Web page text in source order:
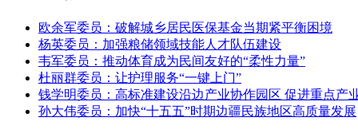
欧余军委员：破解城乡居民医保基金当期紧平衡困境
杨英委员：加强粮储领域技能人才队伍建设
韦军委员：推动体育成为民间友好的“柔性力量”
杜丽群委员：让护理服务“一键上门”
钱学明委员：高标准建设沿边产业协作园区 促进重点产
孙大伟委员：加快“十五五”时期边疆民族地区高质量发展